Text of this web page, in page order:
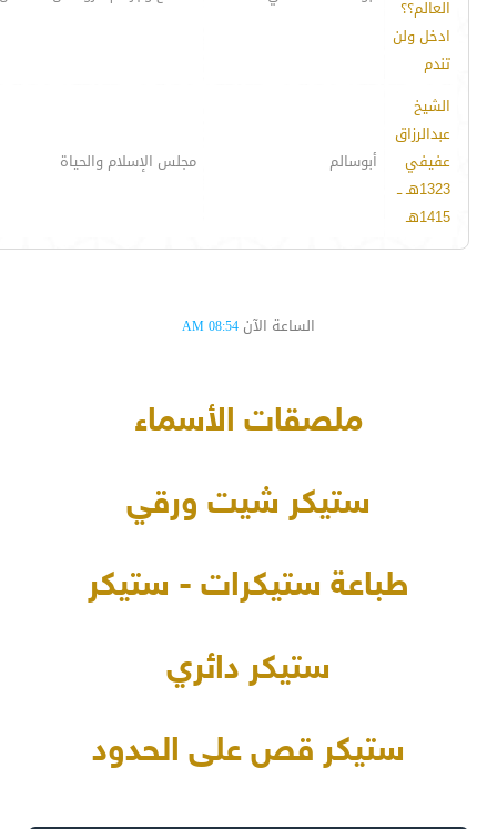
العالم؟؟
ادخل ولن
تندم
الشيخ
عبدالرزاق
عفيفي
1323هـ ــ
1415هـ
أبوسالم مجلس الإسلام والحياة
الساعة الآن 08:54 AM
ملصقات الأسماء
ستيكر شيت ورقي
طباعة ستيكرات - ستيكر
ستيكر دائري
ستيكر قص على الحدود